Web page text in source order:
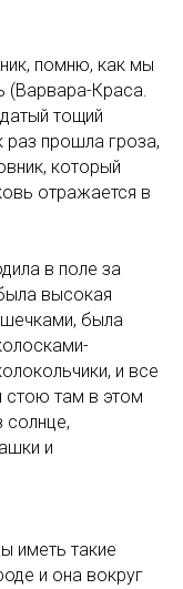
помню, как мы
(Варвара-Краса.
тощий
прошла гроза,
который
отражается в
в поле за
высокая
была
и все
стою там в этом
солнце,
и
иметь такие
и она вокруг